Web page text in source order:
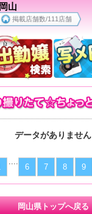
岡山
掲載店舗数/111店舗
データがありません
6 7 8 9
岡山県トップへ戻る